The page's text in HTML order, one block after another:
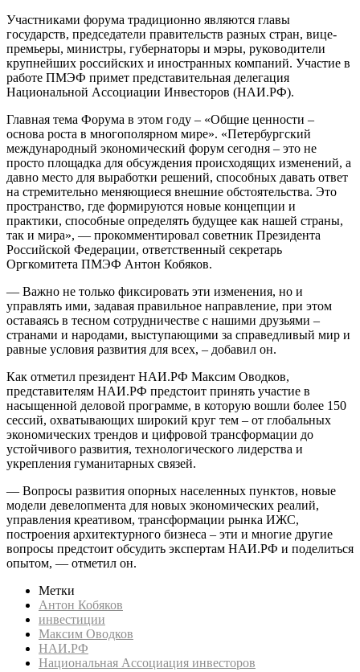
Участниками форума традиционно являются главы
государств, председатели правительств разных стран, вице-
премьеры, министры, губернаторы и мэры, руководители
крупнейших российских и иностранных компаний. Участие в
работе ПМЭФ примет представительная делегация
Национальной Ассоциации Инвесторов (НАИ.РФ).
Главная тема Форума в этом году – «Общие ценности –
основа роста в многополярном мире». «Петербургский
международный экономический форум сегодня – это не
просто площадка для обсуждения происходящих изменений, а
давно место для выработки решений, способных давать ответ
на стремительно меняющиеся внешние обстоятельства. Это
пространство, где формируются новые концепции и
практики, способные определять будущее как нашей страны,
так и мира», — прокомментировал советник Президента
Российской Федерации, ответственный секретарь
Оргкомитета ПМЭФ Антон Кобяков.
— Важно не только фиксировать эти изменения, но и
управлять ими, задавая правильное направление, при этом
оставаясь в тесном сотрудничестве с нашими друзьями –
странами и народами, выступающими за справедливый мир и
равные условия развития для всех, – добавил он.
Как отметил президент НАИ.РФ Максим Оводков,
представителям НАИ.РФ предстоит принять участие в
насыщенной деловой программе, в которую вошли более 150
сессий, охватывающих широкий круг тем – от глобальных
экономических трендов и цифровой трансформации до
устойчивого развития, технологического лидерства и
укрепления гуманитарных связей.
— Вопросы развития опорных населенных пунктов, новые
модели девелопмента для новых экономических реалий,
управления креативом, трансформации рынка ИЖС,
построения архитектурного бизнеса – эти и многие другие
вопросы предстоит обсудить экспертам НАИ.РФ и поделиться
опытом, — отметил он.
Метки
Антон Кобяков
инвестиции
Максим Оводков
НАИ.РФ
Национальная Ассоциация инвесторов